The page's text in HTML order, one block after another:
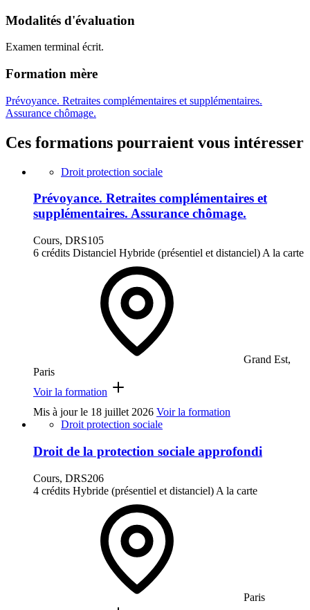
Modalités d'évaluation
Examen terminal écrit.
Formation mère
Prévoyance. Retraites complémentaires et supplémentaires.
Assurance chômage.
Ces formations pourraient vous intéresser
Droit protection sociale
Prévoyance. Retraites complémentaires et
supplémentaires. Assurance chômage.
Cours, DRS105
6 crédits Distanciel Hybride (présentiel et distanciel) A la carte
Grand Est,
Paris
Voir la formation
Mis à jour le 18 juillet 2026 Voir la formation
Droit protection sociale
Droit de la protection sociale approfondi
Cours, DRS206
4 crédits Hybride (présentiel et distanciel) A la carte
Paris